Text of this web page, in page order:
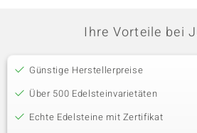
Ihre Vorteile bei
Günstige Herstellerpreise
Über 500 Edelsteinvarietäten
Echte Edelsteine mit Zertifikat